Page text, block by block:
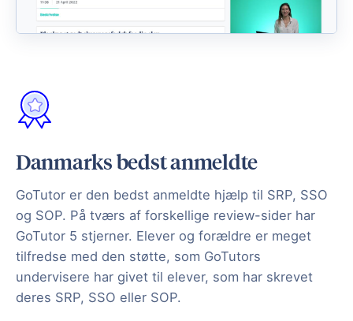
Danmarks bedst anmeldte
GoTutor er den bedst anmeldte hjælp til SRP, SSO
og SOP. På tværs af forskellige review-sider har
GoTutor 5 stjerner. Elever og forældre er meget
tilfredse med den støtte, som GoTutors
undervisere har givet til elever, som har skrevet
deres SRP, SSO eller SOP.